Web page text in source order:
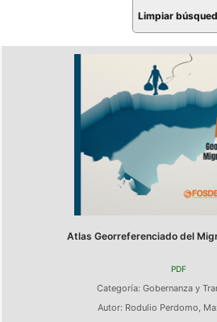
Limpiar
Atlas Georreferenciado del
PDF
Categoría: Gobernanza y
Autor: Rodulio Perdomo,